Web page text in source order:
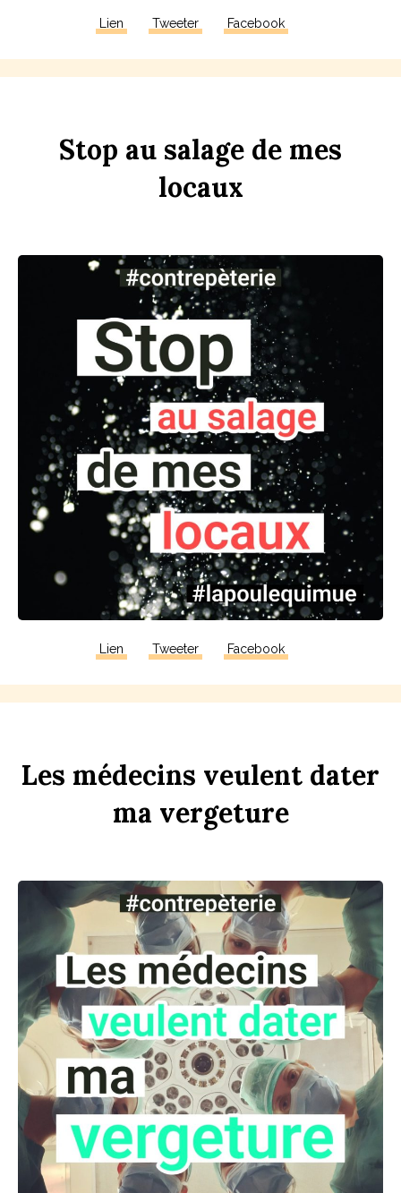
Lien Tweeter Facebook
Stop au salage de mes
locaux
Lien Tweeter Facebook
Les médecins veulent dater
ma vergeture